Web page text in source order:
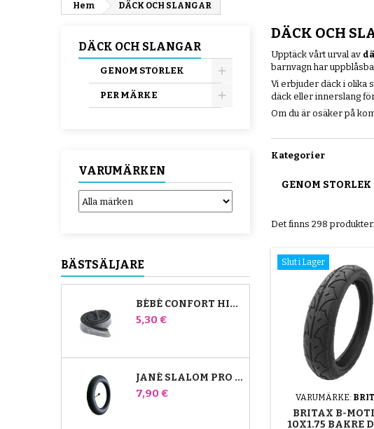
Hem DÄCK OCH SLANGAR
DÄCK OCH SLANGAR
GENOM STORLEK
PER MÄRKE
VARUMÄRKEN
BÄSTSÄLJARE
BÉBÉ CONFORT HIGH TREK INNERRÖR
Pris
5,30 €
JANÉ SLALOM PRO OCH POWERTWIN INNERRÖR FÖR BARNVAGNAR
Pris
7,90 €
DÄCK OCH
Upptäck vårt urval av
barnvagn har
Vi erbjuder däck i olika
däck eller innerslang
Om du är osäker på
Kategorier
GENOM STORLEK
Det finns 298 produkter.
Slut i Lager
VARUMÄRKE:
BRITAX B-
10X1.75 BAKRE